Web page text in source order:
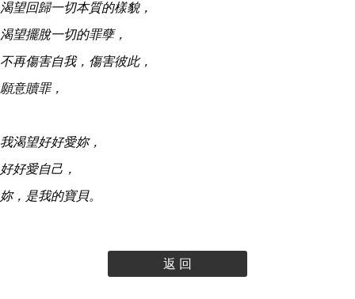
渴望回歸一切本質的樣貌，
渴望擺脫一切的罪孽，
不再傷害自我，傷害彼此，
願意贖罪，
我渴望好好愛妳，
好好愛自己，
妳，是我的寶貝。
返 回